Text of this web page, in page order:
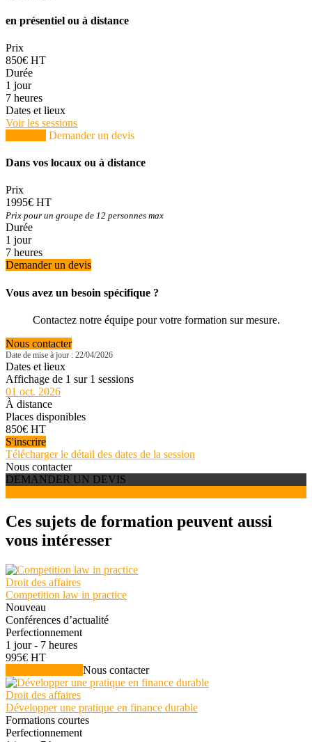
en présentiel ou à distance
Prix
850€ HT
Durée
1 jour
7 heures
Dates et lieux
Voir les sessions
Demander un devis
Dans vos locaux ou à distance
Prix
1995€ HT
Prix pour un groupe de 12 personnes max
Durée
1 jour
7 heures
Demander un devis
Vous avez un besoin spécifique ?
Contactez notre équipe pour votre formation sur mesure.
Nous contacter
Date de mise à jour : 22/04/2026
Dates et lieux
Affichage de 1 sur 1 sessions
01 oct. 2026
À distance
Places disponibles
850€ HT
S'inscrire
Télécharger le détail des dates de la session
Nous contacter
DEMANDER UN DEVIS
Ces sujets de formation peuvent aussi
vous intéresser
Droit des affaires
Competition law in practice
Nouveau
Conférences d’actualité
Perfectionnement
1 jour - 7 heures
995€ HT
Nous contacter
Droit des affaires
Développer une pratique en finance durable
Formations courtes
Perfectionnement